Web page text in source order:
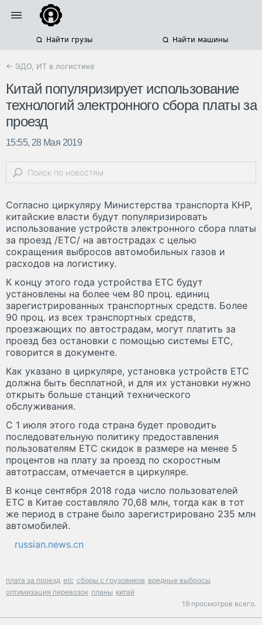
Найти грузы Найти машины
← ЭДО, ИТ в логистике
Китай популяризирует использование
технологий электронного сбора платы за
проезд
15:55, 28 Мая 2019
Согласно циркуляру Министерства транспорта КНР,
китайские власти будут популяризировать
использование устройств электронного сбора платы
за проезд /ETC/ на автострадах с целью
сокращения выбросов автомобильных газов и
расходов на логистику.
К концу этого года устройства ETC будут
установлены на более чем 80 проц. единиц
зарегистрированных транспортных средств. Более
90 проц. из всех транспортных средств,
проезжающих по автострадам, могут платить за
проезд без остановки с помощью системы ETC,
говорится в документе.
Как указано в циркуляре, установка устройств ETC
должна быть бесплатной, и для их установки нужно
открыть больше станций технического
обслуживания.
С 1 июля этого года страна будет проводить
последовательную политику предоставления
пользователям ETC скидок в размере на менее 5
процентов на плату за проезд по скоростным
автотрассам, отмечается в циркуляре.
В конце сентября 2018 года число пользователей
ETC в Китае составляло 70,68 млн, тогда как в тот
же период в стране было зарегистрировано 235 млн
автомобилей.
russian.news.cn
плата за проезд etc сборы с грузовиков вредные выбросы
оптимизация перевозок планы китай
19 просмотров всего.